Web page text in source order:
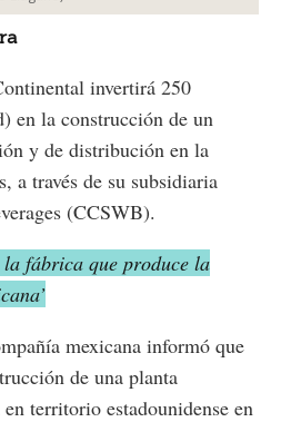
invertirá 250
en la construcción de un
y de distribución en la
a través de su subsidiaria
(CCSWB).
fábrica que produce la
mexicana informó que
de una planta
territorio estadounidense en